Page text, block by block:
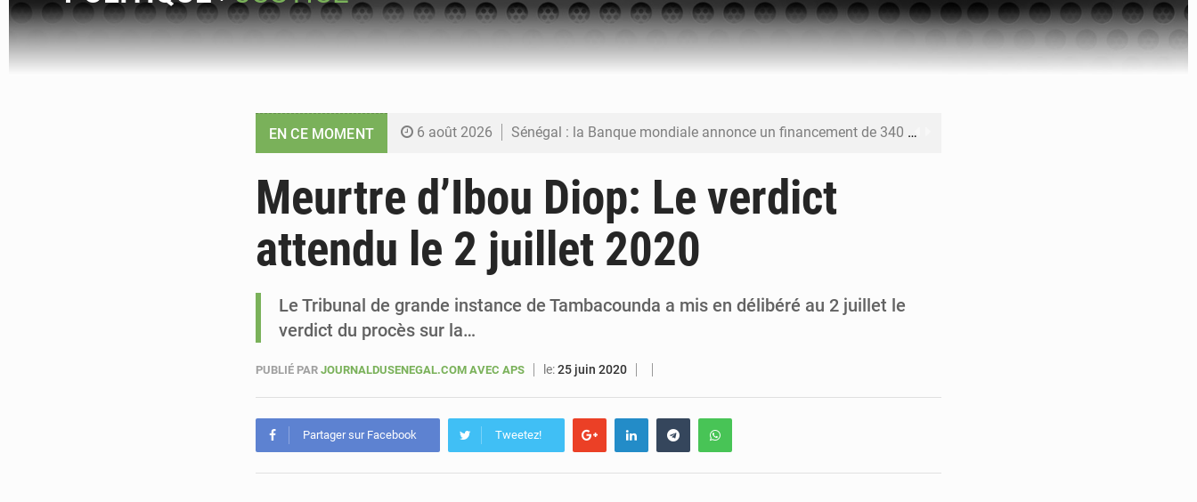
EN CE MOMENT 6 août 2026 Sénégal : la Banque mondiale annonce un financement de 340 milliards FCFA pour soutenir les priorités de la Vision Sénégal 2050
5 août 2026 Sénégal : les subventions à l’énergie bondissent à 729 milliards FCFA pour contenir les prix des carburants et de l’électricité
5 août 2026 Sénégal : le niveau du fleuve Sénégal poursuit sa montée à Podor, les autorités appellent à la vigilance
Meurtre d’Ibou Diop: Le verdict
attendu le 2 juillet 2020
Le Tribunal de grande instance de Tambacounda a mis en délibéré au 2 juillet le
verdict du procès sur la…
PUBLIÉ PAR JOURNALDUSENEGAL.COM AVEC APS le:25 juin 2020
Partager sur Facebook Tweetez!